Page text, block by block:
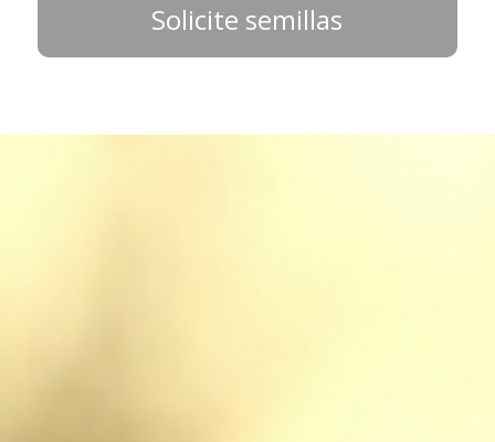
Solicite semillas